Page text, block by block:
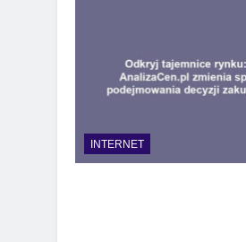
INTERNET